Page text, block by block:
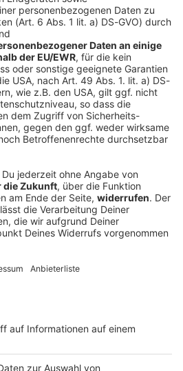
davon - bis an
Geschwindigkeit und
flüchtet ein 24-Jähriger
Zeugen um Hinweise.
Artikel gemerkt